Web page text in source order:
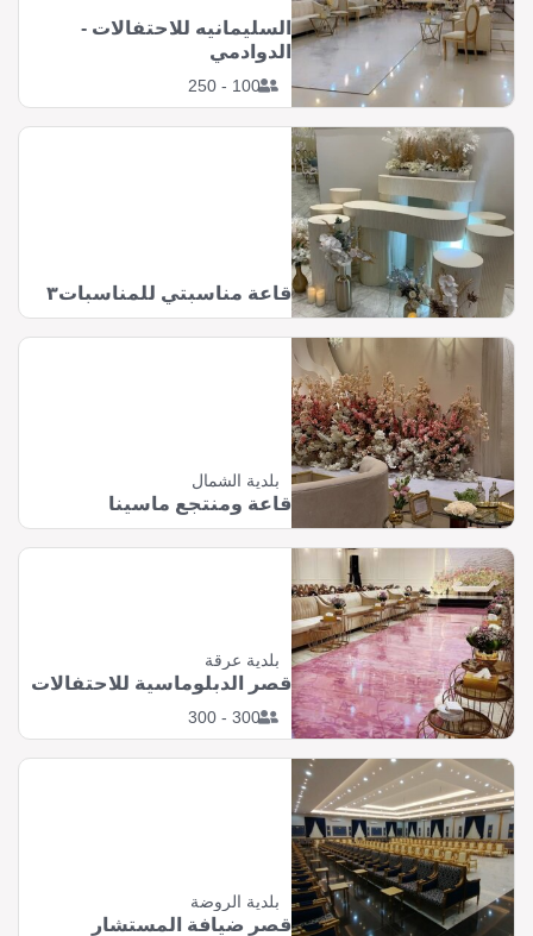
100 - 250
السليمانيه للاحتفالات -
الدوادمي
قاعة مناسبتي للمناسبات٣
بلدية الشمال
قاعة ومنتجع ماسينا
بلدية عرقة
300 - 300
قصر الدبلوماسية للاحتفالات
بلدية الروضة
قصر ضيافة المستشار